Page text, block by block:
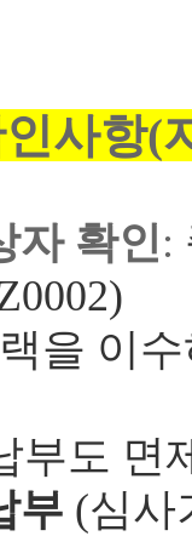
사항(
자 확인:
이수
도 면
부 (심